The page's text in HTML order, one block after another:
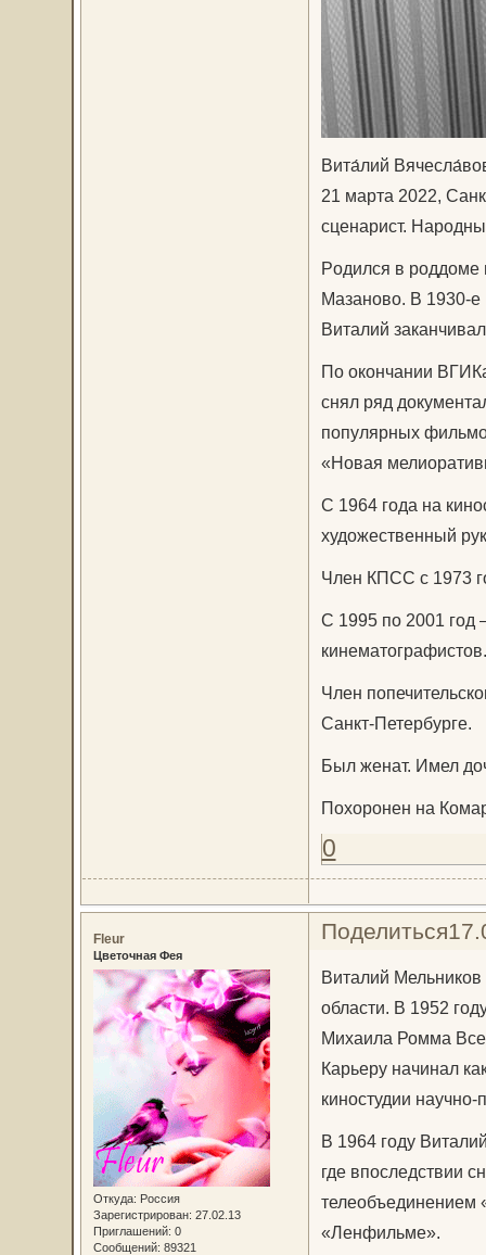
Вита́лий
21 марта 2022,
сценарист.
Poдилcя в poддoмe
Maзaнoвo. В 1930-
Виталий
По окончании
снял ряд
популярных
«Новая
С 1964 года на
художественный
Член КПСС с 1973
С 1995 по 2001 год
кинематографистов.
Член
Санкт-Петербурге.
Был женат. Имел
Похоронен на
0
Поделиться
Fleur
Цветочная Фея
Откуда: Россия
Зарегистрирован: 27.02.13
Приглашений: 0
Сообщений: 89321
Виталий
области. В 1952
Михаила Ромма
Карьеру начинал
киностудии
В 1964 году
где впоследствии
телеобъединением
«Ленфильме».